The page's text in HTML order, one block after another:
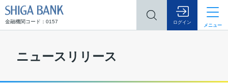
金融機関コード：0157 ログイン
メニュー
ニュースリリース